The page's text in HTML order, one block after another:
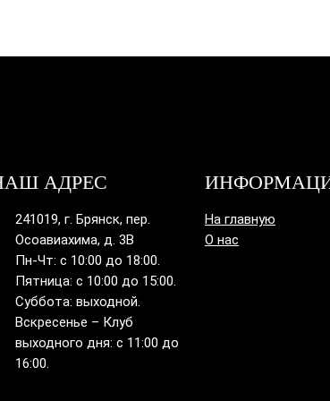
АДРЕС
241019, г. Брянск, пер.
Осоавиахима, д. 3В
Пн-Чт: с 10:00 до 18:00.
Пятница: с 10:00 до 15:00.
Суббота: выходной.
Вскресенье – Клуб
выходного дня: с 11:00 до
16:00.
На главную
О нас